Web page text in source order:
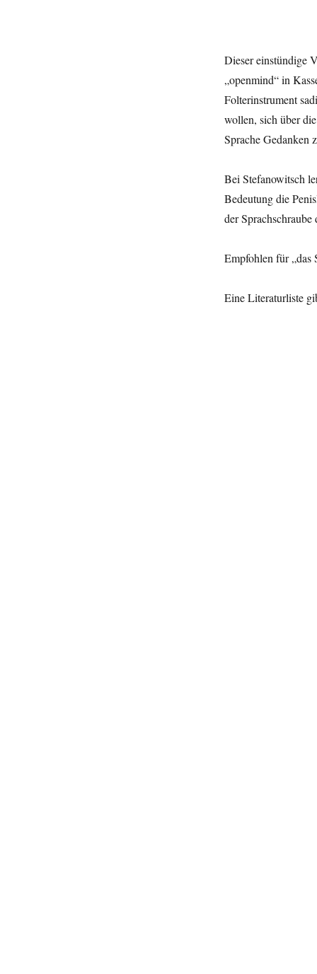
Dieser einstündige
„openmind“ in
Folterinstrument
wollen, sich über
Sprache Gedanken
Bei Stefanowitsch
Bedeutung die
der Sprachschraube
Empfohlen für „das
Eine Literaturliste
Stefanowitsch